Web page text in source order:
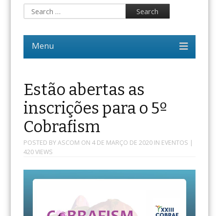
Estão abertas as
inscrições para o 5º
Cobrafism
POSTED BYASCOM ON 4 DE MARÇO DE 2020IN EVENTOS |
420 VIEWS